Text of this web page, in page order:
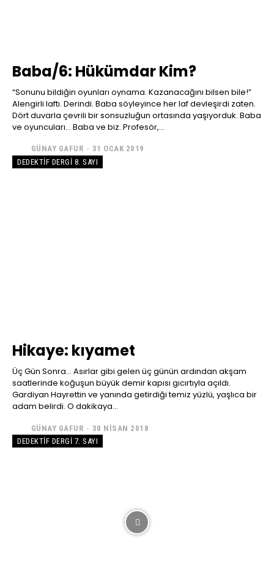
Baba/6: Hükümdar Kim?
“Sonunu bildiğin oyunları oynama. Kazanacağını bilsen bile!”
Alengirli laftı. Derindi. Baba söyleyince her laf devleşirdi zaten.
Dört duvarla çevrili bir sonsuzluğun ortasında yaşıyorduk. Baba
ve oyuncuları… Baba ve biz. Profesör,...
GÜNAY GAFUR - 31 OCAK 2019
DEDEKTIF DERGI 8. SAYI
Hikaye: kıyamet
Üç Gün Sonra… Asırlar gibi gelen üç günün ardından akşam
saatlerinde koğuşun büyük demir kapısı gıcırtıyla açıldı.
Gardiyan Hayrettin ve yanında getirdiği temiz yüzlü, yaşlıca bir
adam belirdi. O dakikaya...
GÜNAY GAFUR - 30 NISAN 2018
DEDEKTIF DERGI 7. SAYI